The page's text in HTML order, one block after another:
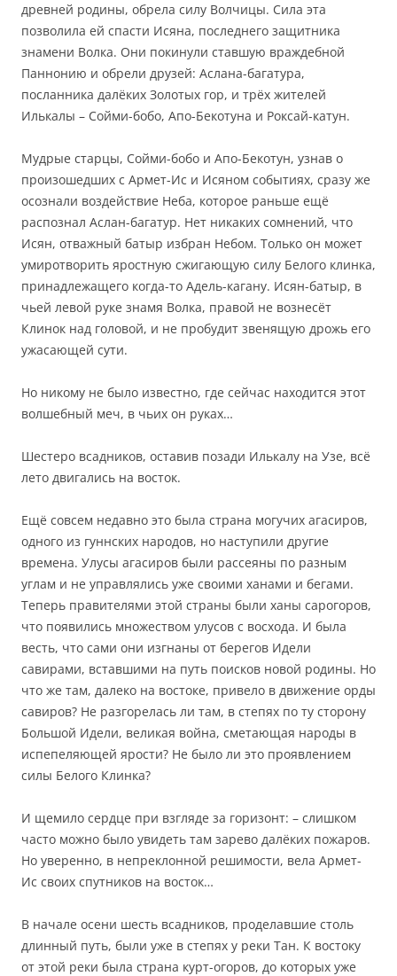
древней родины, обрела силу Волчицы. Сила эта
позволила ей спасти Исяна, последнего защитника
знамени Волка. Они покинули ставшую враждебной
Паннонию и обрели друзей: Аслана-багатура,
посланника далёких Золотых гор, и трёх жителей
Илькалы – Сойми-бобо, Апо-Бекотуна и Роксай-катун.
Мудрые старцы, Сойми-бобо и Апо-Бекотун, узнав о
произошедших с Армет-Ис и Исяном событиях, сразу же
осознали воздействие Неба, которое раньше ещё
распознал Аслан-багатур. Нет никаких сомнений, что
Исян, отважный батыр избран Небом. Только он может
умиротворить яростную сжигающую силу Белого клинка,
принадлежащего когда-то Адель-кагану. Исян-батыр, в
чьей левой руке знамя Волка, правой не вознесёт
Клинок над головой, и не пробудит звенящую дрожь его
ужасающей сути.
Но никому не было известно, где сейчас находится этот
волшебный меч, в чьих он руках…
Шестеро всадников, оставив позади Илькалу на Узе, всё
лето двигались на восток.
Ещё совсем недавно это была страна могучих агасиров,
одного из гуннских народов, но наступили другие
времена. Улусы агасиров были рассеяны по разным
углам и не управлялись уже своими ханами и бегами.
Теперь правителями этой страны были ханы сарогоров,
что появились множеством улусов с восхода. И была
весть, что сами они изгнаны от берегов Идели
савирами, вставшими на путь поисков новой родины. Но
что же там, далеко на востоке, привело в движение орды
савиров? Не разгорелась ли там, в степях по ту сторону
Большой Идели, великая война, сметающая народы в
испепеляющей ярости? Не было ли это проявлением
силы Белого Клинка?
И щемило сердце при взгляде за горизонт: – слишком
часто можно было увидеть там зарево далёких пожаров.
Но уверенно, в непреклонной решимости, вела Армет-
Ис своих спутников на восток…
В начале осени шесть всадников, проделавшие столь
длинный путь, были уже в степях у реки Тан. К востоку
от этой реки была страна курт-огоров, до которых уже